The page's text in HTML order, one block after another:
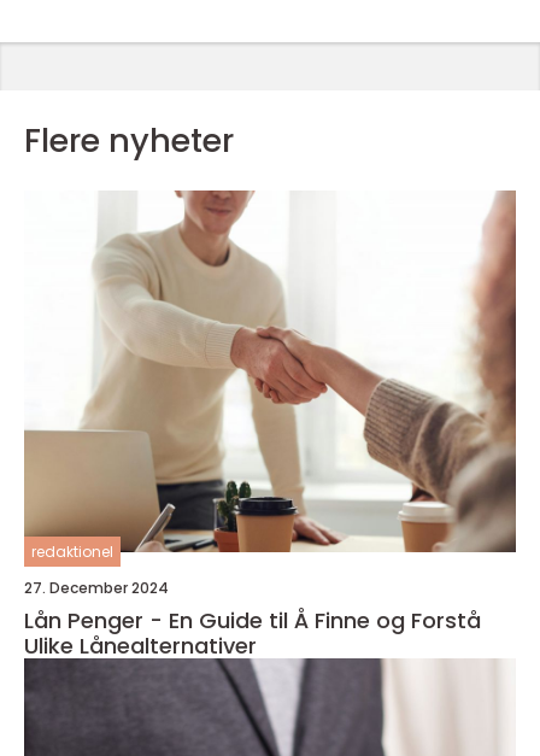
Flere nyheter
redaktionel
27. December 2024
Lån Penger - En Guide til Å Finne og Forstå
Ulike Lånealternativer